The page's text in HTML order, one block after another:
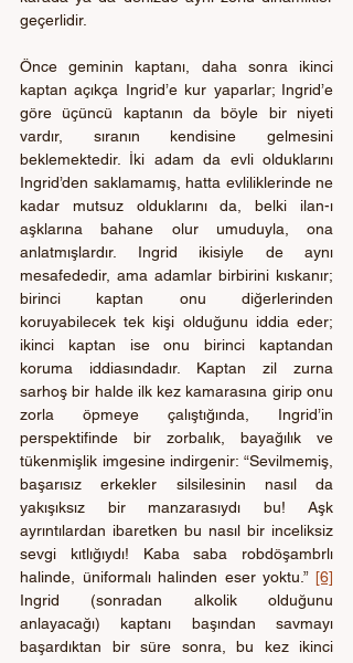
geçerlidir.
Önce geminin kaptanı, daha sonra ikinci
kaptan açıkça Ingrid’e kur yaparlar; Ingrid’e
göre üçüncü kaptanın da böyle bir niyeti
vardır, sıranın kendisine gelmesini
beklemektedir. İki adam da evli olduklarını
Ingrid’den saklamamış, hatta evliliklerinde ne
kadar mutsuz olduklarını da, belki ilan-ı
aşklarına bahane olur umuduyla, ona
anlatmışlardır. Ingrid ikisiyle de aynı
mesafededir, ama adamlar birbirini kıskanır;
birinci kaptan onu diğerlerinden
koruyabilecek tek kişi olduğunu iddia eder;
ikinci kaptan ise onu birinci kaptandan
koruma iddiasındadır. Kaptan zil zurna
sarhoş bir halde ilk kez kamarasına girip onu
zorla öpmeye çalıştığında, Ingrid’in
perspektifinde bir zorbalık, bayağılık ve
tükenmişlik imgesine indirgenir: “Sevilmemiş,
başarısız erkekler silsilesinin nasıl da
yakışıksız bir manzarasıydı bu! Aşk
ayrıntılardan ibaretken bu nasıl bir inceliksiz
sevgi kıtlığıydı! Kaba saba robdöşambrlı
halinde, üniformalı halinden eser yoktu.” [6]
Ingrid (sonradan alkolik olduğunu
anlayacağı) kaptanı başından savmayı
başardıktan bir süre sonra, bu kez ikinci